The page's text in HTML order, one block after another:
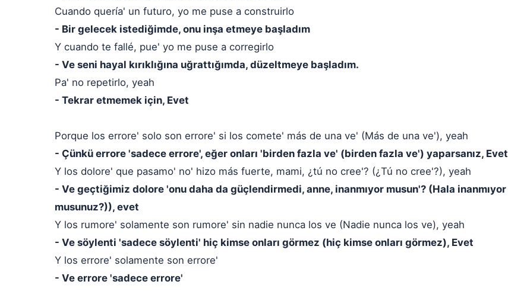
Cuando quería' un futuro, yo me puse a construirlo
- Bir gelecek istediğimde, onu inşa etmeye başladım
Y cuando te fallé, pue' yo me puse a corregirlo
- Ve seni hayal kırıklığına uğrattığımda, düzeltmeye başladım.
Pa' no repetirlo, yeah
- Tekrar etmemek için, Evet
Porque los errore' solo son errore' si los comete' más de una ve' (Más de una ve'), yeah
- Çünkü errore 'sadece errore', eğer onları 'birden fazla ve' (birden fazla ve') yaparsanız, Evet
Y los dolore' que pasamo' no' hizo más fuerte, mami, ¿tú no cree'? (¿Tú no cree'?), yeah
- Ve geçtiğimiz dolore 'onu daha da güçlendirmedi, anne, inanmıyor musun'? (Hala inanmıyor
musunuz?)), evet
Y los rumore' solamente son rumore' sin nadie nunca los ve (Nadie nunca los ve), yeah
- Ve söylenti 'sadece söylenti' hiç kimse onları görmez (hiç kimse onları görmez), Evet
Y los errore' solamente son errore'
- Ve errore 'sadece errore'